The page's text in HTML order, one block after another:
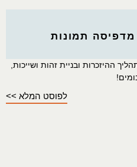
מדפיסה תמונות
ההיזכרות ובניית זהות ושייכות,
לפוסט המלא >>